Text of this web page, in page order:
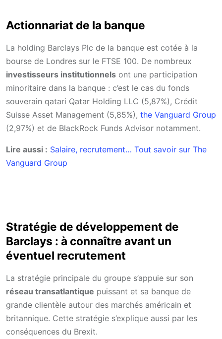
Actionnariat de la banque
La holding Barclays Plc de la banque est cotée à la
bourse de Londres sur le FTSE 100. De nombreux
investisseurs institutionnels ont une participation
minoritaire dans la banque : c’est le cas du fonds
souverain qatari Qatar Holding LLC (5,87%), Crédit
Suisse Asset Management (5,85%), the Vanguard Group
(2,97%) et de BlackRock Funds Advisor notamment.
Lire aussi : Salaire, recrutement… Tout savoir sur The
Vanguard Group
Stratégie de développement de
Barclays : à connaître avant un
éventuel recrutement
La stratégie principale du groupe s’appuie sur son
réseau transatlantique puissant et sa banque de
grande clientèle autour des marchés américain et
britannique. Cette stratégie s’explique aussi par les
conséquences du Brexit.